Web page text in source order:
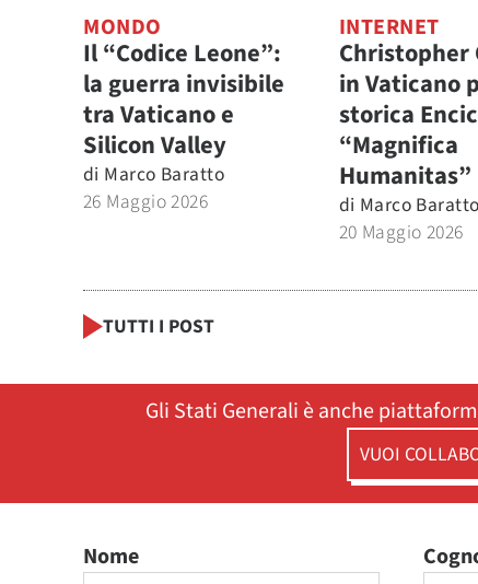
MONDO
Il “Codice Leone”:
la guerra invisibile
tra Vaticano e
Silicon Valley
di Marco Baratto
26 Maggio 2026
INTERNET
Christopher
in Vaticano
storica
“Magnifica
Humanitas”
di Marco Baratto
20 Maggio 2026
TUTTI I POST
Gli Stati Generali è anche
VUOI
Nome